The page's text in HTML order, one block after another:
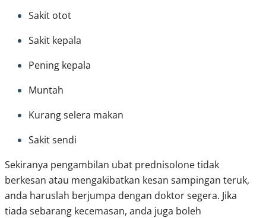
Sakit otot
Sakit kepala
Pening kepala
Muntah
Kurang selera makan
Sakit sendi
Sekiranya pengambilan ubat prednisolone tidak
berkesan atau mengakibatkan kesan sampingan teruk,
anda haruslah berjumpa dengan doktor segera. Jika
tiada sebarang kecemasan, anda juga boleh